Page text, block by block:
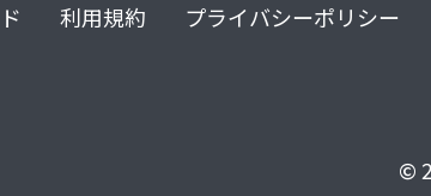
利用規約 プライバシーポリシー
©